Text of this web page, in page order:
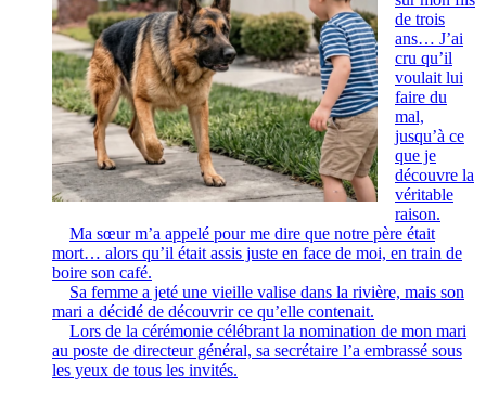
de trois
ans… J’ai
cru qu’il
voulait lui
faire du
mal,
jusqu’à ce
que je
découvre la
véritable
raison.
Ma sœur m’a appelé pour me dire que notre père était
mort… alors qu’il était assis juste en face de moi, en train de
boire son café.
Sa femme a jeté une vieille valise dans la rivière, mais son
mari a décidé de découvrir ce qu’elle contenait.
Lors de la cérémonie célébrant la nomination de mon mari
au poste de directeur général, sa secrétaire l’a embrassé sous
les yeux de tous les invités.